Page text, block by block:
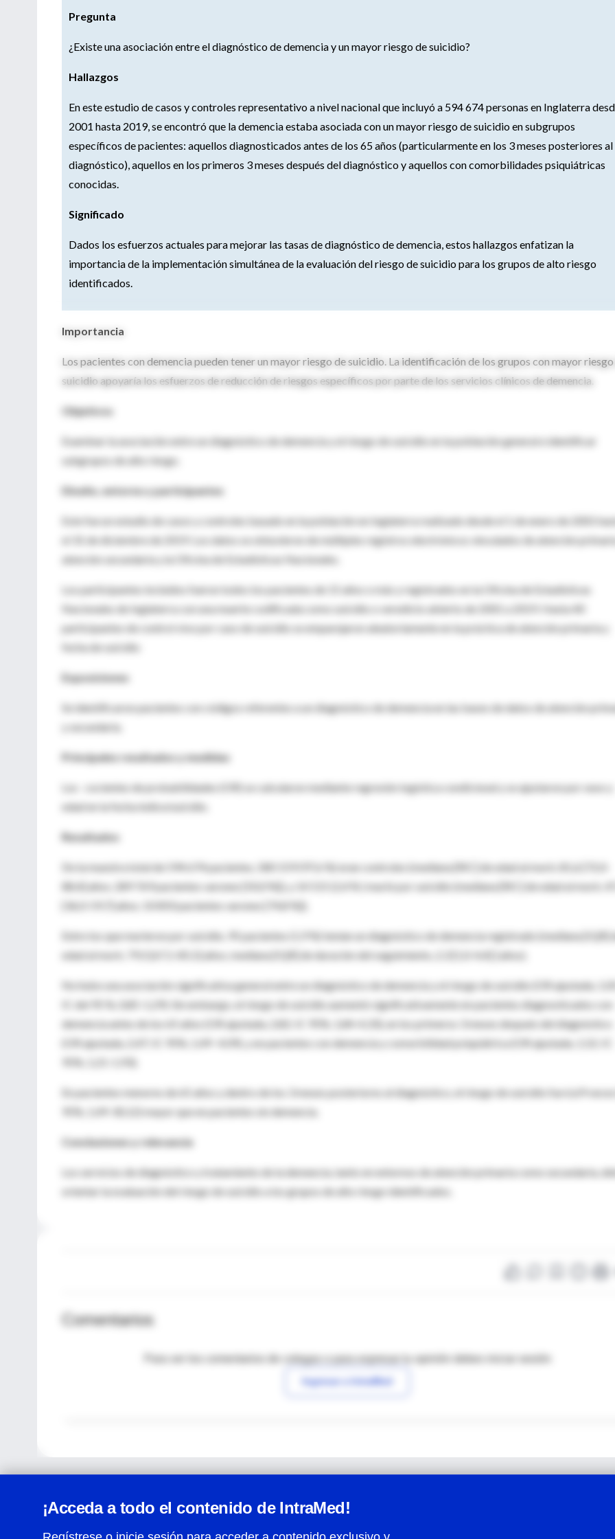
Pregunta
¿Existe una asociación entre el diagnóstico de demencia y un mayor riesgo de suicidio?
Hallazgos
En este estudio de casos y controles representativo a nivel nacional que incluyó a 594 674 personas en Inglaterra
2001 hasta 2019, se encontró que la demencia estaba asociada con un mayor riesgo de suicidio en subgrupos
específicos de pacientes: aquellos diagnosticados antes de los 65 años (particularmente en los 3 meses posteriores al
diagnóstico), aquellos en los primeros 3 meses después del diagnóstico y aquellos con comorbilidades psiquiátricas
conocidas.
Significado
Dados los esfuerzos actuales para mejorar las tasas de diagnóstico de demencia, estos hallazgos enfatizan la
importancia de la implementación simultánea de la evaluación del riesgo de suicidio para los grupos de alto riesgo
identificados.
Importancia
Los pacientes con demencia pueden tener un mayor riesgo de suicidio. La identificación de los grupos con mayor
suicidio apoyaría los esfuerzos de reducción de riesgos específicos por parte de los servicios clínicos de demencia.
Objetivos
Examinar la asociación entre un diagnóstico de demencia y el riesgo de suicidio en la población general e identificar
subgrupos de alto riesgo.
Diseño, entorno y participantes
Este fue un estudio de casos y controles basado en la población en Inglaterra realizado desde el 1 de enero de 2001
el 31 de diciembre de 2019. Los datos se obtuvieron de múltiples registros electrónicos vinculados de atención
atención secundaria y la Oficina de Estadísticas Nacionales.
Los participantes incluidos fueron todos los pacientes de 15 años o más y registrados en la Oficina de Estadísticas
Nacionales de Inglaterra con una muerte codificada como suicidio o veredicto abierto de 2001 a 2019. Hasta 40
participantes de control vivo por caso de suicidio se emparejaron aleatoriamente en la práctica de atención primaria y
fecha de suicidio
Exposiciones
Se identificaron pacientes con códigos referentes a un diagnóstico de demencia en las bases de datos de atención
y secundaria.
Principales resultados y medidas
Los cocientes de probabilidades (OR) se calcularon mediante regresión logística condicional y se ajustaron por sexo y
edad en la fecha índice/suicidio.
Resultados
De la muestra total de 594 674 pacientes, 580 159 (97,6 %) eran controles (mediana [RIC] de edad al morir, 81,6 [72,0-
88,4] años; 289 769 pacientes varones [50,0 %]), y 14 515 (2,4 % ) murió por suicidio (mediana [RIC] de edad al morir,
[36,0-59,7] años; 10 850 pacientes varones [74,8 %]).
Entre los que murieron por suicidio, 95 pacientes (1,9 %) tenían un diagnóstico de demencia registrado (mediana [IQR]
edad al morir, 79,5 [67,1-85,5] años; mediana [IQR] de duración del seguimiento, 2,3 [1,0-4,4] ] años).
No hubo una asociación significativa general entre un diagnóstico de demencia y el riesgo de suicidio (OR ajustada,
IC del 95 %, 0,85-1,29). Sin embargo, el riesgo de suicidio aumentó significativamente en pacientes diagnosticados con
demencia antes de los 65 años (OR ajustada, 2,82; IC 95%, 1,84-4,33), en los primeros 3 meses después del diagnóstico
(OR ajustada, 2,47; IC 95%, 1,49- 4.09), y en pacientes con demencia y comorbilidad psiquiátrica (OR ajustada, 1,52; IC
95%, 1,21-1,93).
En pacientes menores de 65 años y dentro de los 3 meses posteriores al diagnóstico, el riesgo de suicidio fue 6,69
95%, 1,49-30,12) mayor que en pacientes sin demencia.
Conclusiones y relevancia
Los servicios de diagnóstico y tratamiento de la demencia, tanto en entornos de atención primaria como secundaria,
orientar la evaluación del riesgo de suicidio a los grupos de alto riesgo identificados.
Comentarios
Para ver los comentarios de colegas o para expresar tu opinión debes iniciar sesión
Ingresar a IntraMed
¡Acceda a todo el contenido de IntraMed!